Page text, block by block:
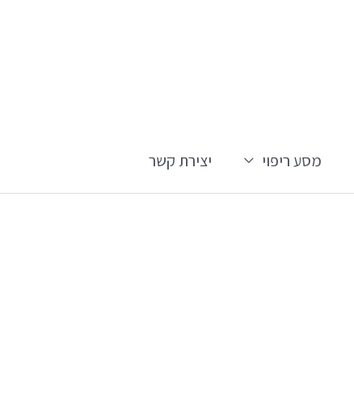
מסע ריפוי יצירת קשר